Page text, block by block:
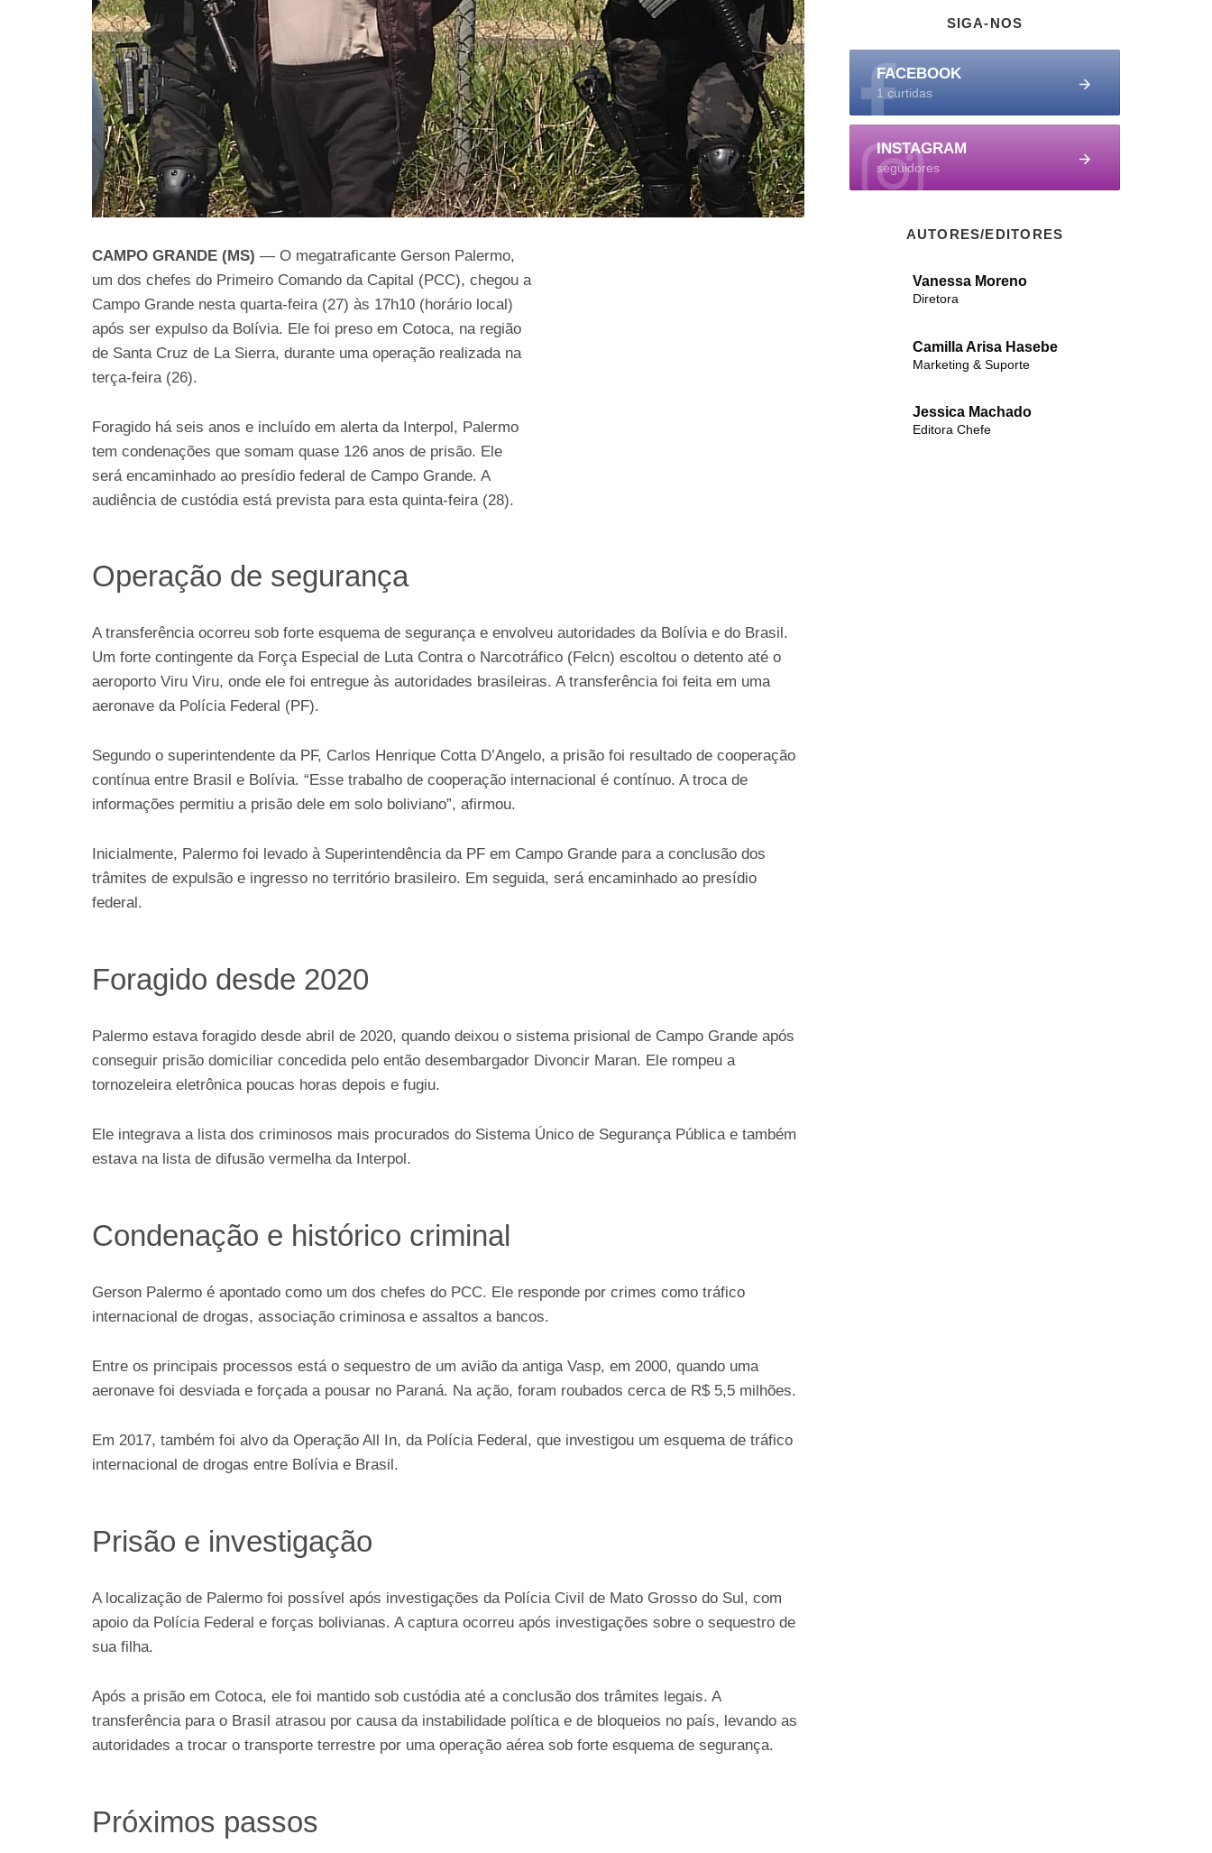
CAMPO GRANDE (MS) — O megatraficante Gerson Palermo,
um dos chefes do Primeiro Comando da Capital (PCC), chegou a
Campo Grande nesta quarta-feira (27) às 17h10 (horário local)
após ser expulso da Bolívia. Ele foi preso em Cotoca, na região
de Santa Cruz de La Sierra, durante uma operação realizada na
terça-feira (26).
Foragido há seis anos e incluído em alerta da Interpol, Palermo
tem condenações que somam quase 126 anos de prisão. Ele
será encaminhado ao presídio federal de Campo Grande. A
audiência de custódia está prevista para esta quinta-feira (28).
Operação de segurança
A transferência ocorreu sob forte esquema de segurança e envolveu autoridades da Bolívia e do Brasil.
Um forte contingente da Força Especial de Luta Contra o Narcotráfico (Felcn) escoltou o detento até o
aeroporto Viru Viru, onde ele foi entregue às autoridades brasileiras. A transferência foi feita em uma
aeronave da Polícia Federal (PF).
Segundo o superintendente da PF, Carlos Henrique Cotta D’Angelo, a prisão foi resultado de cooperação
contínua entre Brasil e Bolívia. “Esse trabalho de cooperação internacional é contínuo. A troca de
informações permitiu a prisão dele em solo boliviano”, afirmou.
Inicialmente, Palermo foi levado à Superintendência da PF em Campo Grande para a conclusão dos
trâmites de expulsão e ingresso no território brasileiro. Em seguida, será encaminhado ao presídio
federal.
Foragido desde 2020
Palermo estava foragido desde abril de 2020, quando deixou o sistema prisional de Campo Grande após
conseguir prisão domiciliar concedida pelo então desembargador Divoncir Maran. Ele rompeu a
tornozeleira eletrônica poucas horas depois e fugiu.
Ele integrava a lista dos criminosos mais procurados do Sistema Único de Segurança Pública e também
estava na lista de difusão vermelha da Interpol.
Condenação e histórico criminal
Gerson Palermo é apontado como um dos chefes do PCC. Ele responde por crimes como tráfico
internacional de drogas, associação criminosa e assaltos a bancos.
Entre os principais processos está o sequestro de um avião da antiga Vasp, em 2000, quando uma
aeronave foi desviada e forçada a pousar no Paraná. Na ação, foram roubados cerca de R$ 5,5 milhões.
Em 2017, também foi alvo da Operação All In, da Polícia Federal, que investigou um esquema de tráfico
internacional de drogas entre Bolívia e Brasil.
Prisão e investigação
A localização de Palermo foi possível após investigações da Polícia Civil de Mato Grosso do Sul, com
apoio da Polícia Federal e forças bolivianas. A captura ocorreu após investigações sobre o sequestro de
sua filha.
Após a prisão em Cotoca, ele foi mantido sob custódia até a conclusão dos trâmites legais. A
transferência para o Brasil atrasou por causa da instabilidade política e de bloqueios no país, levando as
autoridades a trocar o transporte terrestre por uma operação aérea sob forte esquema de segurança.
Próximos passos
SIGA-NOS
FACEBOOK
1 curtidas
INSTAGRAM
seguidores
AUTORES/EDITORES
Vanessa Moreno
Diretora
Camilla Arisa Hasebe
Marketing & Suporte
Jessica Machado
Editora Chefe